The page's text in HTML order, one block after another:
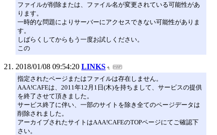
ファイルが削除または、ファイル名が変更されている可能性があ
ります。
一時的な問題によりサーバーにアクセスできない可能性がありま
す。
しばらくしてからもう一度お試しください。
この
2018/01/08 09:54:20 LINKS
指定されたページまたはファイルは存在しません。
AAA!CAFEは、2011年12月1日(木)を持ちまして、サービスの提供
を終了させて頂きました。
サービス終了に伴い、一部のサイトを除き全てのページデータは
削除されました。
アーカイブされたサイトはAAA!CAFEのTOPページにてご確認下
さい。